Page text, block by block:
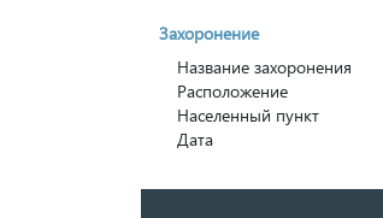
Захоронение
Название захоронения
Расположение
Населенный пункт
Дата